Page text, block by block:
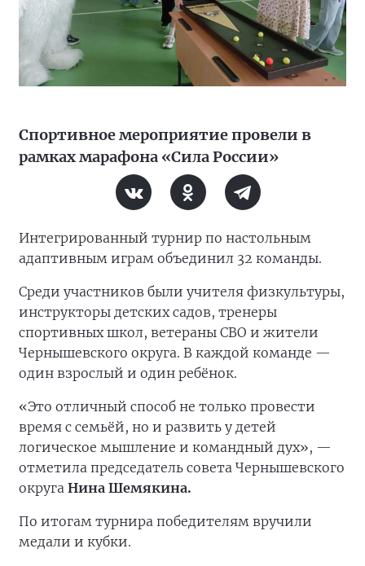
Спортивное мероприятие провели в
рамках марафона «Сила России»
Интегрированный турнир по настольным
адаптивным играм объединил 32 команды.
Среди участников были учителя физкультуры,
инструкторы детских садов, тренеры
спортивных школ, ветераны СВО и жители
Чернышевского округа. В каждой команде —
один взрослый и один ребёнок.
«Это отличный способ не только провести
время с семьёй, но и развить у детей
логическое мышление и командный дух», —
отметила председатель совета Чернышевского
округа Нина Шемякина.
По итогам турнира победителям вручили
медали и кубки.